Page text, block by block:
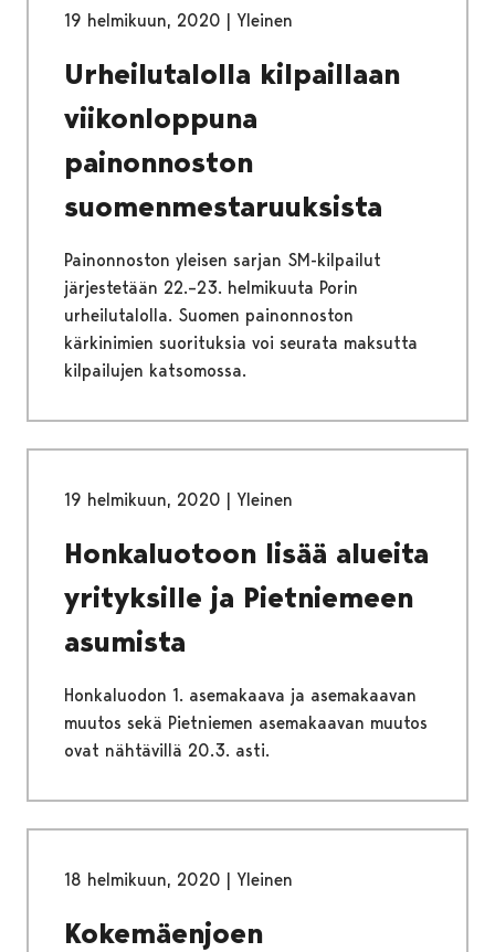
19 helmikuun, 2020 | Yleinen
Urheilutalolla kilpaillaan
viikonloppuna
painonnoston
suomenmestaruuksista
Painonnoston yleisen sarjan SM-kilpailut
järjestetään 22.–23. helmikuuta Porin
urheilutalolla. Suomen painonnoston
kärkinimien suorituksia voi seurata maksutta
kilpailujen katsomossa.
19 helmikuun, 2020 | Yleinen
Honkaluotoon lisää alueita
yrityksille ja Pietniemeen
asumista
Honkaluodon 1. asemakaava ja asemakaavan
muutos sekä Pietniemen asemakaavan muutos
ovat nähtävillä 20.3. asti.
18 helmikuun, 2020 | Yleinen
Kokemäenjoen